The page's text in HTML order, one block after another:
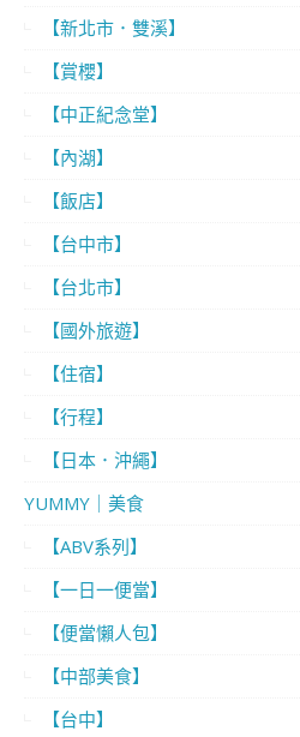
【新北市．雙溪】
【賞櫻】
【中正紀念堂】
【內湖】
【飯店】
【台中市】
【台北市】
【國外旅遊】
【住宿】
【行程】
【日本．沖繩】
YUMMY｜美食
【ABV系列】
【一日一便當】
【便當懶人包】
【中部美食】
【台中】